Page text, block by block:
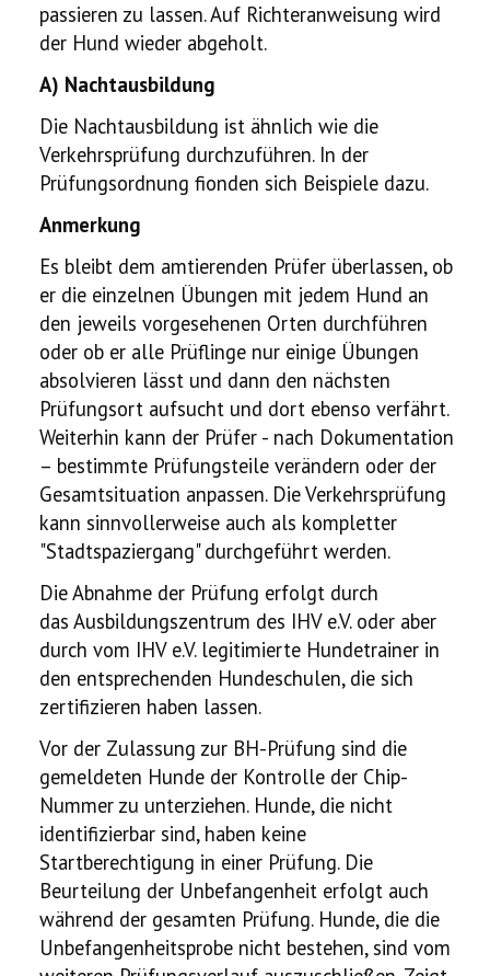
passieren zu lassen. Auf Richteranweisung wird
der Hund wieder abgeholt.
A) Nachtausbildung
Die Nachtausbildung ist ähnlich wie die
Verkehrsprüfung durchzuführen. In der
Prüfungsordnung fionden sich Beispiele dazu.
Anmerkung
Es bleibt dem amtierenden Prüfer überlassen, ob
er die einzelnen Übungen mit jedem Hund an
den jeweils vorgesehenen Orten durchführen
oder ob er alle Prüflinge nur einige Übungen
absolvieren lässt und dann den nächsten
Prüfungsort aufsucht und dort ebenso verfährt.
Weiterhin kann der Prüfer - nach Dokumentation
– bestimmte Prüfungsteile verändern oder der
Gesamtsituation anpassen. Die Verkehrsprüfung
kann sinnvollerweise auch als kompletter
"Stadtspaziergang" durchgeführt werden.
Die Abnahme der Prüfung erfolgt durch
das Ausbildungszentrum des IHV e.V. oder aber
durch vom IHV e.V. legitimierte Hundetrainer in
den entsprechenden Hundeschulen, die sich
zertifizieren haben lassen.
Vor der Zulassung zur BH-Prüfung sind die
gemeldeten Hunde der Kontrolle der Chip-
Nummer zu unterziehen. Hunde, die nicht
identifizierbar sind, haben keine
Startberechtigung in einer Prüfung. Die
Beurteilung der Unbefangenheit erfolgt auch
während der gesamten Prüfung. Hunde, die die
Unbefangenheitsprobe nicht bestehen, sind vom